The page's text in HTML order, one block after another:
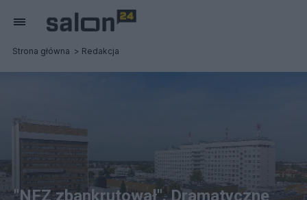
Strona główna Redakcja
"NFZ zbankrutował". Dramatyczne